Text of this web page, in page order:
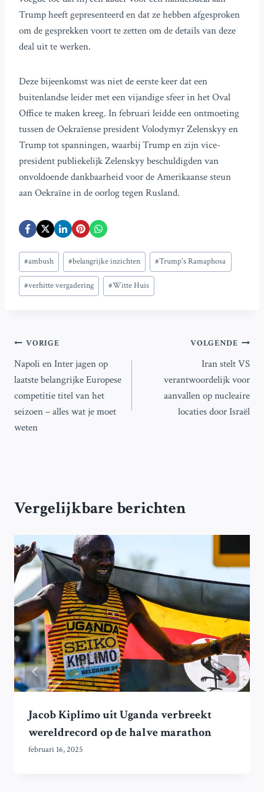
Trump heeft gepresenteerd en dat ze hebben afgesproken
om de gesprekken voort te zetten om de details van deze
deal uit te werken.
Deze bijeenkomst was niet de eerste keer dat een
buitenlandse leider met een vijandige sfeer in het Oval
Office te maken kreeg. In februari leidde een ontmoeting
tussen de Oekraïense president Volodymyr Zelenskyy en
Trump tot spanningen, waarbij Trump en zijn vice-
president publiekelijk Zelenskyy beschuldigden van
onvoldoende dankbaarheid voor de Amerikaanse steun
aan Oekraïne in de oorlog tegen Rusland.
Bericht
tags:
#ambush #belangrijke inzichten #Trump's Ramaphosa
#verhitte vergadering #Witte Huis
Bericht
navigatie
VORIGE
Napoli en Inter jagen op
laatste belangrijke Europese
competitie titel van het
seizoen – alles wat je moet
weten
VOLGENDE
Iran stelt VS
verantwoordelijk voor
aanvallen op nucleaire
locaties door Israël
Vergelijkbare berichten
Jacob Kiplimo uit Uganda verbreekt
wereldrecord op de halve marathon
februari 16, 2025